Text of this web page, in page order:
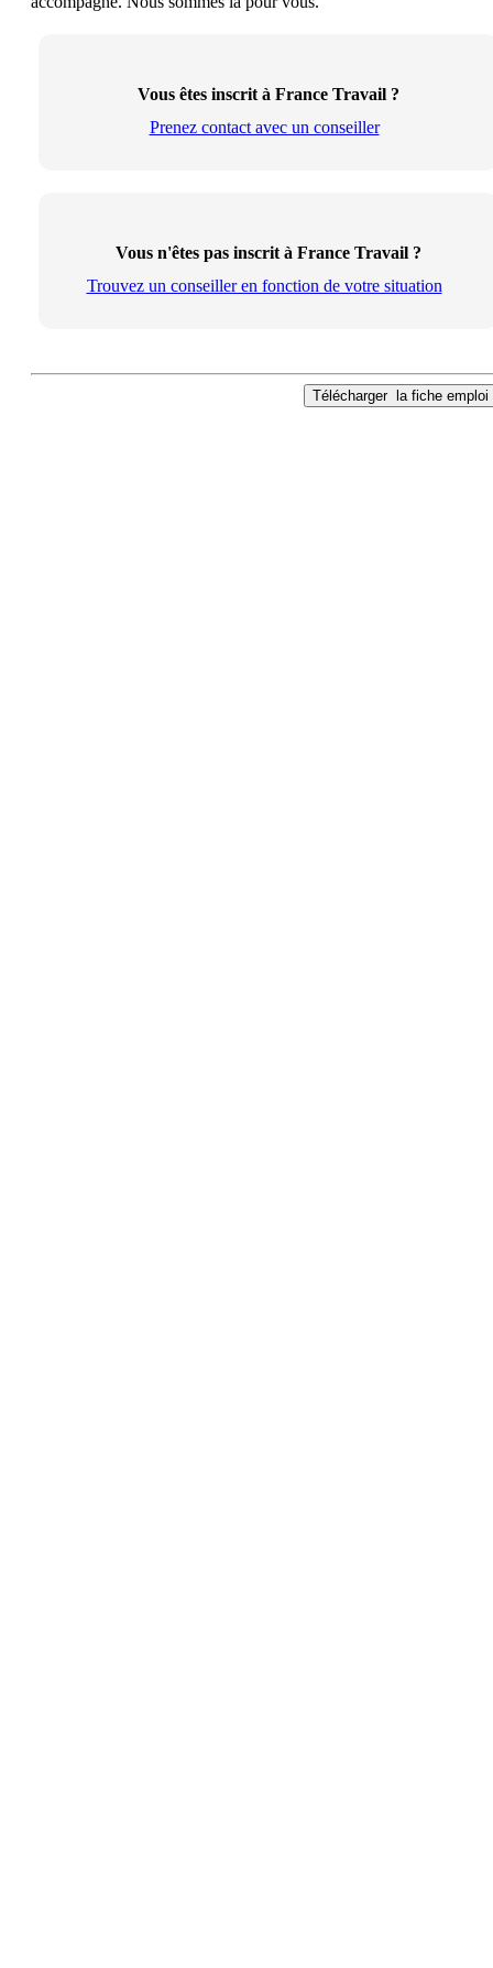
Vous êtes inscrit à France Travail ?
Prenez contact avec un conseiller
Vous n'êtes pas inscrit à France Travail ?
Trouvez un conseiller en fonction de votre situation
Télécharger la fiche emploi